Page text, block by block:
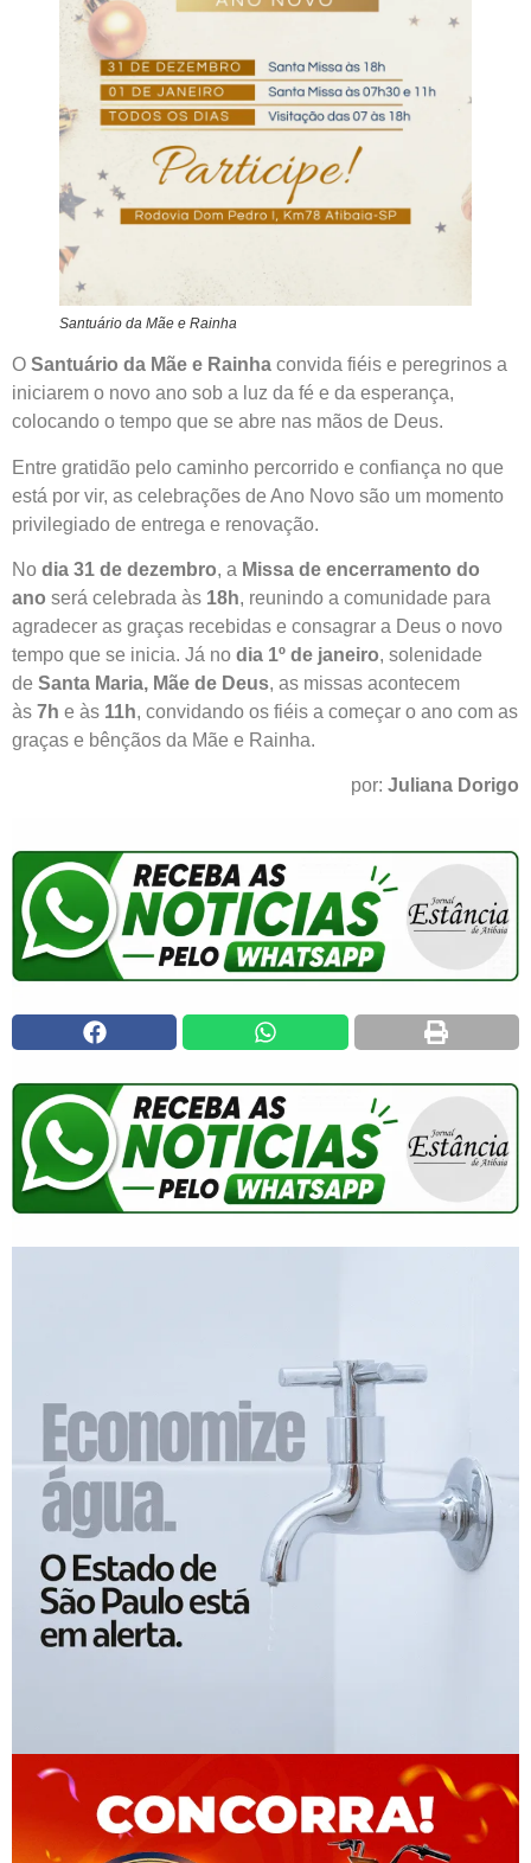
Santuário da Mãe e Rainha
O Santuário da Mãe e Rainha convida fiéis e peregrinos a
iniciarem o novo ano sob a luz da fé e da esperança,
colocando o tempo que se abre nas mãos de Deus.
Entre gratidão pelo caminho percorrido e confiança no que
está por vir, as celebrações de Ano Novo são um momento
privilegiado de entrega e renovação.
No dia 31 de dezembro, a Missa de encerramento do
ano será celebrada às 18h, reunindo a comunidade para
agradecer as graças recebidas e consagrar a Deus o novo
tempo que se inicia. Já no dia 1º de janeiro, solenidade
de Santa Maria, Mãe de Deus, as missas acontecem
às 7h e às 11h, convidando os fiéis a começar o ano com as
graças e bênçãos da Mãe e Rainha.
por: Juliana Dorigo